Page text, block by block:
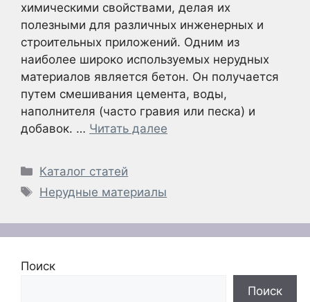
химическими свойствами, делая их
полезными для различных инженерных и
строительных приложений. Одним из
наиболее широко используемых нерудных
материалов является бетон. Он получается
путем смешивания цемента, воды,
наполнителя (часто гравия или песка) и
добавок. … Читать далее
Рубрики
Каталог статей
Метки
Нерудные материалы
Поиск
Поиск